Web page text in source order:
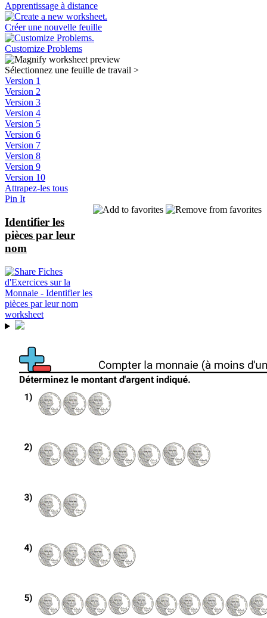
Apprentissage à distance
Créer une nouvelle feuille
Customize Problems
Sélectionnez une feuille de travail >
Version 1
Version 2
Version 3
Version 4
Version 5
Version 6
Version 7
Version 8
Version 9
Version 10
Attrapez-les tous
Pin It
Identifier les
pièces par leur
nom